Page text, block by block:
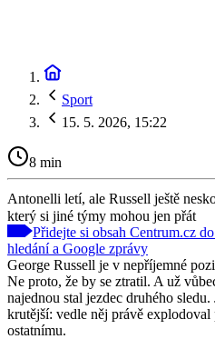
Sport
15. 5. 2026, 15:22
8 min
Antonelli letí, ale Russell ještě
který si jiné týmy mohou jen přát
Přidejte si obsah Centrum.cz
hledání a Google zprávy
George Russell je v nepříjemné
Ne proto, že by se ztratil. A už
najednou stal jezdec druhého
krutější: vedle něj právě
ostatnímu.